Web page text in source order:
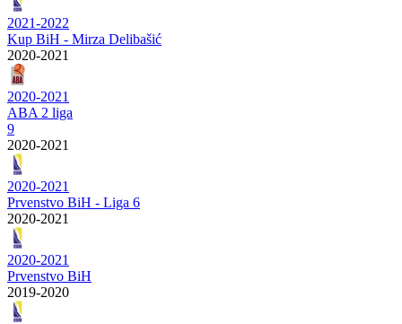
2021-2022
Kup BiH - Mirza Delibašić
2020-2021
2020-2021
ABA 2 liga
9
2020-2021
2020-2021
Prvenstvo BiH - Liga 6
2020-2021
2020-2021
Prvenstvo BiH
2019-2020